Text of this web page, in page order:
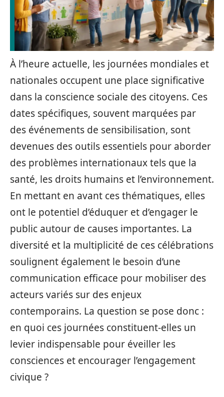
À l’heure actuelle, les journées mondiales et
nationales occupent une place significative
dans la conscience sociale des citoyens. Ces
dates spécifiques, souvent marquées par
des événements de sensibilisation, sont
devenues des outils essentiels pour aborder
des problèmes internationaux tels que la
santé, les droits humains et l’environnement.
En mettant en avant ces thématiques, elles
ont le potentiel d’éduquer et d’engager le
public autour de causes importantes. La
diversité et la multiplicité de ces célébrations
soulignent également le besoin d’une
communication efficace pour mobiliser des
acteurs variés sur des enjeux
contemporains. La question se pose donc :
en quoi ces journées constituent-elles un
levier indispensable pour éveiller les
consciences et encourager l’engagement
civique ?